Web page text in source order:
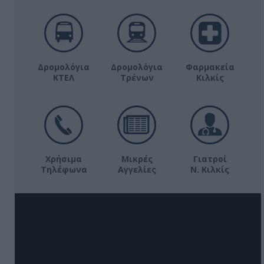
Δρομολόγια
ΚΤΕΛ
Δρομολόγια
Τρένων
Φαρμακεία
Κιλκίς
Χρήσιμα
Τηλέφωνα
Μικρές
Αγγελίες
Γιατροί
Ν. Κιλκίς